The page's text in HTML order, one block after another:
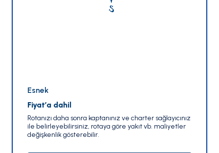
Esnek
Fiyat’a dahil
Rotanızı daha sonra kaptanınız ve charter sağlayıcınız
ile belirleyebilirsiniz, rotaya göre yakıt vb. maliyetler
değişkenlik gösterebilir.